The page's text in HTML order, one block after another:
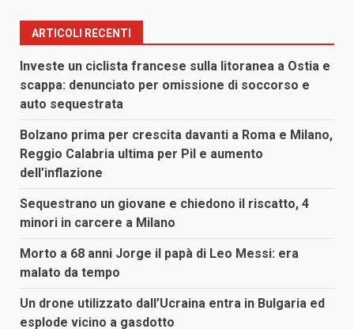
ARTICOLI RECENTI
Investe un ciclista francese sulla litoranea a Ostia e
scappa: denunciato per omissione di soccorso e
auto sequestrata
Bolzano prima per crescita davanti a Roma e Milano,
Reggio Calabria ultima per Pil e aumento
dell’inflazione
Sequestrano un giovane e chiedono il riscatto, 4
minori in carcere a Milano
Morto a 68 anni Jorge il papà di Leo Messi: era
malato da tempo
Un drone utilizzato dall’Ucraina entra in Bulgaria ed
esplode vicino a gasdotto